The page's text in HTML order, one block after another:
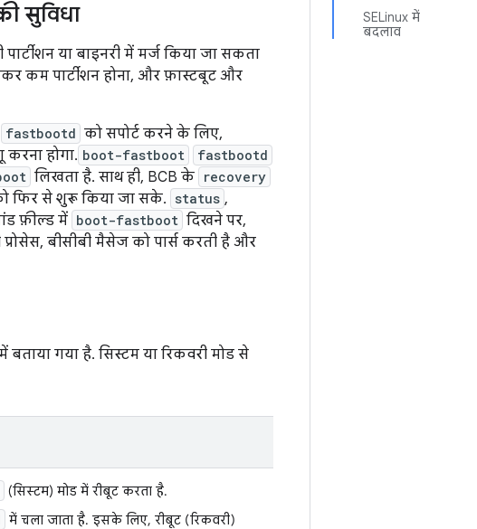
SELinux में
बदलाव
सुविधा
या बाइनरी में मर्ज किया जा सकता
कम पार्टीशन होना, और फ़ास्टबूट और
fastbootd को सपोर्ट करने के लिए,
होगा. boot-fastboot fastbootd
लिखता है. साथ ही, BCB के recovery
फिर से शुरू किया जा सके. status ,
फ़ील्ड में boot-fastboot दिखने पर,
बीसीबी मैसेज को पार्स करती है और
गया है. सिस्टम या रिकवरी मोड से
(सिस्टम) मोड में रीबूट करता है.
में चला जाता है. इसके लिए, रीबूट (रिकवरी)